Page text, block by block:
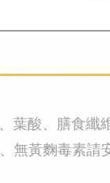
葉酸、膳食纖
黃麴毒素請